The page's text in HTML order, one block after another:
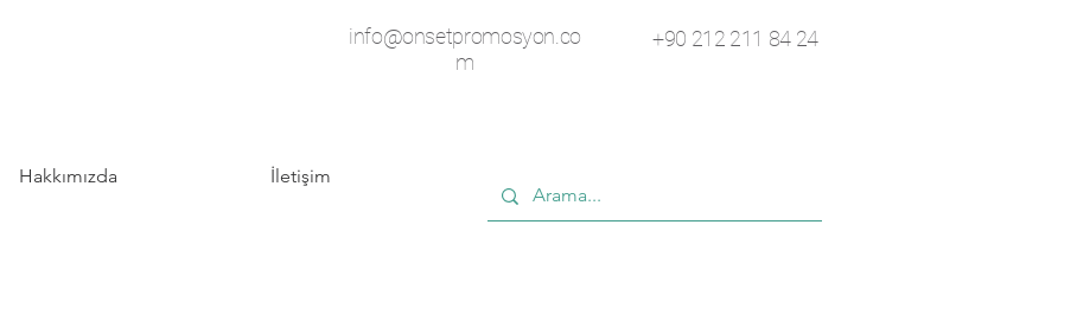
info@onsetpromosyon.co
m
+90 212 211 84 24
Hakkımızda İletişim